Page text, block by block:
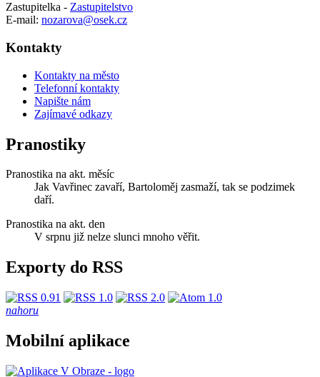
Zastupitelka - Zastupitelstvo
E-mail: nozarova@osek.cz
Kontakty
Kontakty na město
Telefonní kontakty
Napište nám
Zajímavé odkazy
Pranostiky
Pranostika na akt. měsíc
Jak Vavřinec zavaří, Bartoloměj zasmaží, tak se podzimek
daří.
Pranostika na akt. den
V srpnu již nelze slunci mnoho věřit.
Exporty do RSS
nahoru
Mobilní aplikace